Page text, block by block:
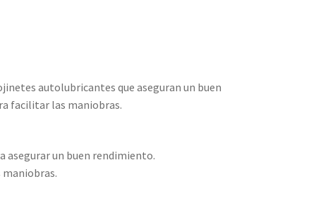
autolubricantes que aseguran un buen
facilitar las maniobras.
asegurar un buen rendimiento.